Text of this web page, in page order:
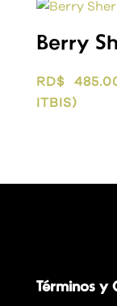
Berry
RD$
ITBIS)
Términos y